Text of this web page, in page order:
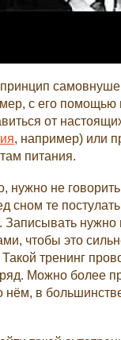
с его
от
, например) или
питания.
нужно не
сном те
Записывать нужно
чтобы это
тренинг
Можно более
в